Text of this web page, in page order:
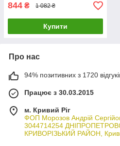
844 ₴ 1 082 ₴
Купити
Про нас
94% позитивних з 1720
Працює з 30.03.2015
м. Кривий Ріг
ФОП Морозов Андрій
3044714254
КРИВОРІЗЬКИЙ РАЙОН,